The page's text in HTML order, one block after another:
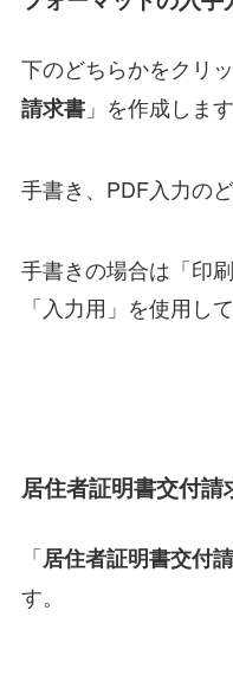
下のどちらかをクリ
請求書」を作成します
手書き、PDF入力の
手書きの場合は「印
「入力用」を使用し
居住者証明書交付請
「居住者証明書交付
す。